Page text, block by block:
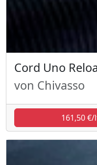
Cord Uno
von Chivasso
161,50